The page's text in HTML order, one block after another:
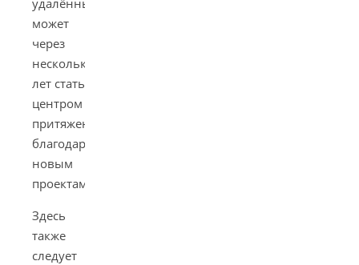
удалённым,
может
через
несколько
лет стать
центром
притяжения
благодаря
новым
проектам.
Здесь
также
следует